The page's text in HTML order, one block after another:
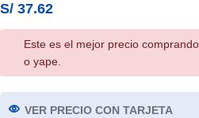
S/ 37.62
Este es el mejor precio
o yape.
VER PRECIO CON TARJETA